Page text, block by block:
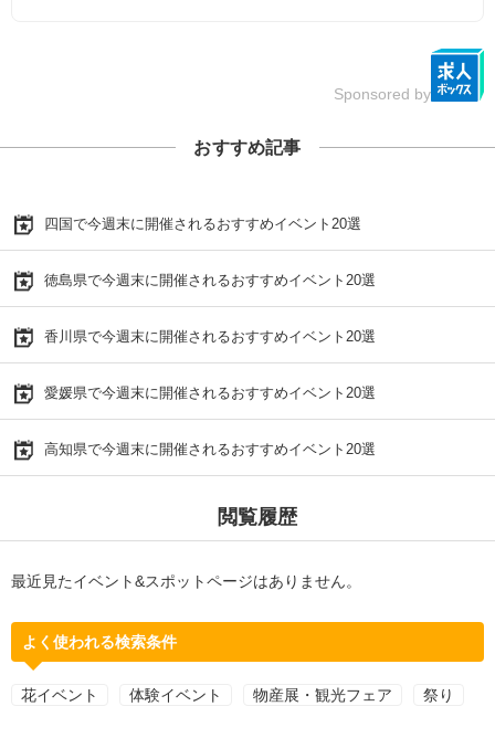
Sponsored by
おすすめ記事
四国で今週末に開催されるおすすめイベント20選
徳島県で今週末に開催されるおすすめイベント20選
香川県で今週末に開催されるおすすめイベント20選
愛媛県で今週末に開催されるおすすめイベント20選
高知県で今週末に開催されるおすすめイベント20選
閲覧履歴
最近見たイベント&スポットページはありません。
よく使われる検索条件
花イベント 体験イベント 物産展・観光フェア 祭り